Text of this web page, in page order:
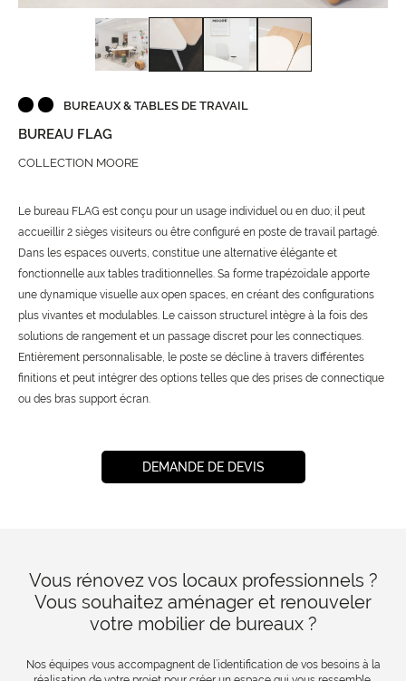
BUREAUX & TABLES DE TRAVAIL
BUREAU FLAG
COLLECTION MOORE
Le bureau FLAG est conçu pour un usage individuel ou en duo; il peut
accueillir 2 sièges visiteurs ou être configuré en poste de travail partagé.
Dans les espaces ouverts, constitue une alternative élégante et
fonctionnelle aux tables traditionnelles. Sa forme trapézoïdale apporte
une dynamique visuelle aux open spaces, en créant des configurations
plus vivantes et modulables. Le caisson structurel intègre à la fois des
solutions de rangement et un passage discret pour les connectiques.
Entièrement personnalisable, le poste se décline à travers différentes
finitions et peut intégrer des options telles que des prises de connectique
ou des bras support écran.
DEMANDE DE DEVIS
Vous rénovez vos locaux professionnels ?
Vous souhaitez aménager et renouveler
votre mobilier de bureaux ?
Nos équipes vous accompagnent de l’identification de vos besoins à la